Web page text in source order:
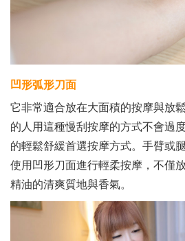
凹形弧形刀面
它非常適合放在大面積的按摩與放
的人用這種慢刮按摩的方式不會過
的輕鬆舒緩首選按摩方式。手臂或
使用凹形刀面進行輕柔按摩，不僅
精油的清爽質地與香氣。